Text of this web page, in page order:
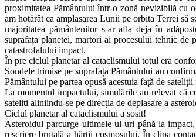
proximitatea Pământului într-o zonă nevizibilă cu
am hotărât ca amplasarea Lunii pe orbita Terrei
majoritatea pământenilor s-ar afla deja în
suprafața planetei, martori ai procesului tehnic
catastrofalului impact.
În pre ciclul planetar al cataclismului totul era
Sondele trimise pe suprafața Pământului au
Pământului pe partea opusă acestuia față de sateliții
La momentul impactului, simulările au relevat că
sateliți aliniindu-se pe direcția de deplasare a
Ciclul planetar al cataclismului a sosit!
Asteroidul parcurge ultimele ul-uri până la
rescriere brutală a hărții cosmosului. În clipa